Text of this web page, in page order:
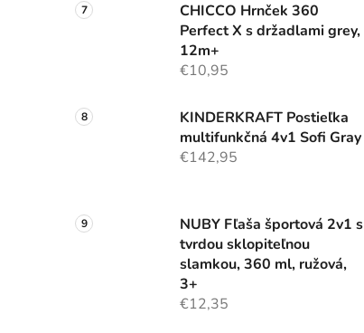
CHICCO Hrnček 360
Perfect X s držadlami grey,
12m+
€10,95
KINDERKRAFT Postieľka
multifunkčná 4v1 Sofi Gray
€142,95
NUBY Fľaša športová 2v1 s
tvrdou sklopiteľnou
slamkou, 360 ml, ružová,
3+
€12,35